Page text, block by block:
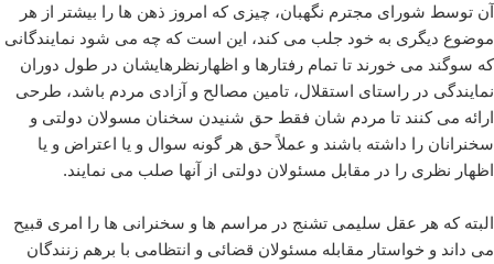
آن توسط شورای مجترم نگهبان، چیزی که امروز ذهن ها را بیشتر از هر
موضوع دیگری به خود جلب می کند، این است که چه می شود نمایندگانی
که سوگند می خورند تا تمام رفتارها و اظهارنظرهایشان در طول دوران
نمایندگی در راستای استقلال، تامین مصالح و آزادی مردم باشد، طرحی
ارائه می کنند تا مردم شان فقط حق شنیدن سخنان مسولان دولتی و
سخنرانان را داشته باشند و عملاً حق هر گونه سوال و یا اعتراض و یا
اظهار نظری را در مقابل مسئولان دولتی از آنها صلب می نمایند.
البته که هر عقل سلیمی تشنج در مراسم ها و سخنرانی ها را امری قبیح
می داند و خواستار مقابله مسئولان قضائی و انتظامی با برهم زنندگان